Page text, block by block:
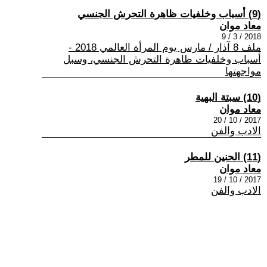
(9) أسباب وخلفيات ظاهرة التحرش الجنسي
معاد موان
2018 / 3 / 9
ملف 8 آذار / مارس يوم المرأة العالمي 2018 -
أسباب وخلفيات ظاهرة التحرش الجنسي، وسبل
مواجهتها
(10) سبتة البهية
معاد موان
2017 / 10 / 20
الادب والفن
(11) الحنين للمطر
معاد موان
2017 / 10 / 19
الادب والفن